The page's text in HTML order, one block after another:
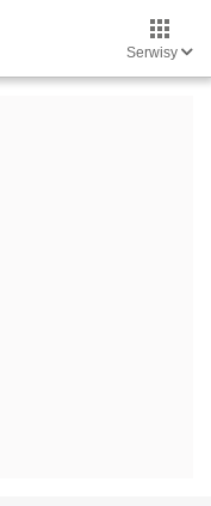
Serwisy